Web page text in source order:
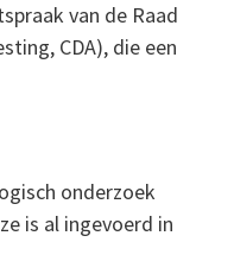
van de Raad
CDA), die een
onderzoek
is al ingevoerd in